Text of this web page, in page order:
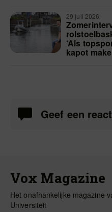
29 juli 2026
‘Als
kapot
Geef een
Vox Magazine
Het onafhankelijke magazine
Universiteit